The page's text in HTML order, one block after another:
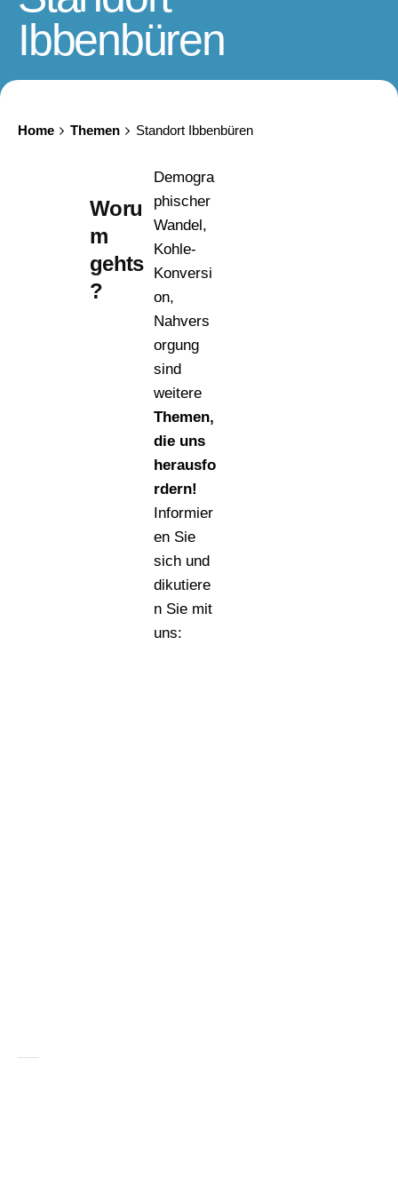
Ibbenbüren
Home Themen Standort Ibbenbüren
Woru
m
gehts
?
Demogra
phischer
Wandel,
Kohle-
Konversi
on,
Nahvers
orgung
sind
weitere
Themen,
die uns
herausfo
rdern!
Informier
en Sie
sich und
dikutiere
n Sie mit
uns: